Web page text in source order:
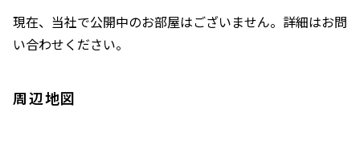
現在、当社で公開中のお部屋はございません。詳細はお問
い合わせください。
周辺地図